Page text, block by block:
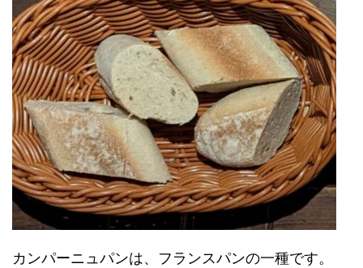
カンパーニュパンは、フランスパンの一種です。